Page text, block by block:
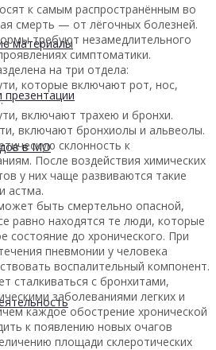
материалы
в МО
к самым распространённым во
смерть — от лёгочных болезней.
требуют незамедлительного
симптоматики.
на три отдела:
которые включают рот, нос,
включают трахею и бронхи.
включают бронхиолы и альвеолы.
склонность к
После воздействия химических
у них чаще развиваются такие
астма.
быть смертельно опасной,
равно находятся те люди, которые
состояние до хронического. При
пневмонии у человека
воспалительный компонент.
сталкиваться с бронхитами,
заболеваниями легких и
каждое обострение хронической
к появлению новых очагов
площади склеротических